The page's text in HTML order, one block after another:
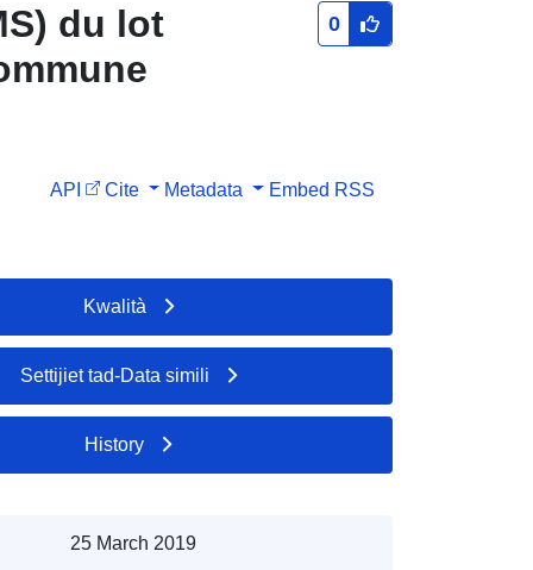
du lot
0
API Cite Metadata Embed RSS
Kwalità
Settijiet tad-Data simili
History
25 March 2019